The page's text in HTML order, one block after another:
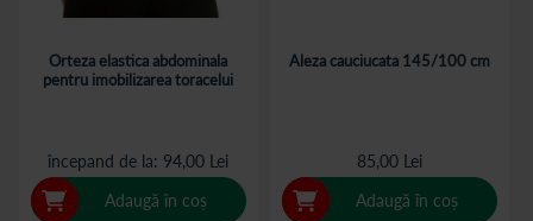
Orteza elastica abdominala
pentru imobilizarea toracelui
începand de la 94,00 Lei
Adaugă în coș
Aleza cauciucata 145/100 cm
85,00 Lei
Adaugă în coș